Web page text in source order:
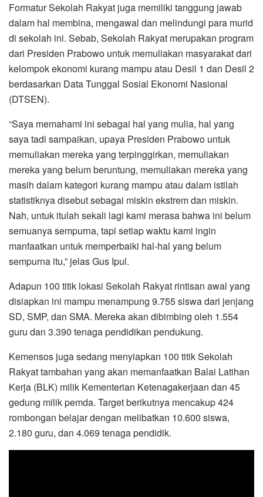
Formatur Sekolah Rakyat juga memiliki tanggung jawab
dalam hal membina, mengawal dan melindungi para murid
di sekolah ini. Sebab, Sekolah Rakyat merupakan program
dari Presiden Prabowo untuk memuliakan masyarakat dari
kelompok ekonomi kurang mampu atau Desil 1 dan Desil 2
berdasarkan Data Tunggal Sosial Ekonomi Nasional
(DTSEN).
“Saya memahami ini sebagai hal yang mulia, hal yang
saya tadi sampaikan, upaya Presiden Prabowo untuk
memuliakan mereka yang terpinggirkan, memuliakan
mereka yang belum beruntung, memuliakan mereka yang
masih dalam kategori kurang mampu atau dalam istilah
statistiknya disebut sebagai miskin ekstrem dan miskin.
Nah, untuk itulah sekali lagi kami merasa bahwa ini belum
semuanya sempurna, tapi setiap waktu kami ingin
manfaatkan untuk memperbaiki hal-hal yang belum
sempurna itu,” jelas Gus Ipul.
Adapun 100 titik lokasi Sekolah Rakyat rintisan awal yang
disiapkan ini mampu menampung 9.755 siswa dari jenjang
SD, SMP, dan SMA. Mereka akan dibimbing oleh 1.554
guru dan 3.390 tenaga pendidikan pendukung.
Kemensos juga sedang menyiapkan 100 titik Sekolah
Rakyat tambahan yang akan memanfaatkan Balai Latihan
Kerja (BLK) milik Kementerian Ketenagakerjaan dan 45
gedung milik pemda. Target berikutnya mencakup 424
rombongan belajar dengan melibatkan 10.600 siswa,
2.180 guru, dan 4.069 tenaga pendidik.